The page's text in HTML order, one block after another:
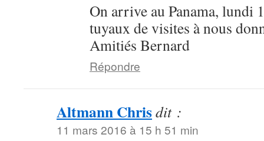
On arrive au Panama, lundi
tuyaux de visites à nous
Amitiés Bernard
Répondre
Altmann Chrisdit :
11 mars 2016 à 15 h 51 min